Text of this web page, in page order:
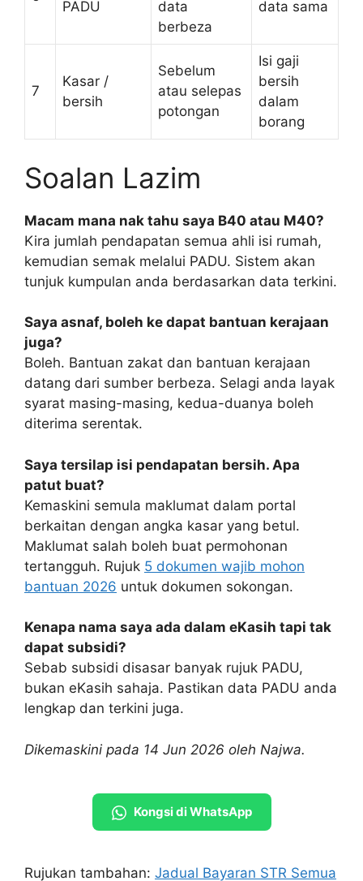
PADU
data
berbeza
data sama
7
Kasar /
bersih
Sebelum
atau selepas
potongan
Isi gaji
bersih
dalam
borang
Soalan Lazim
Macam mana nak tahu saya B40 atau M40?
Kira jumlah pendapatan semua ahli isi rumah,
kemudian semak melalui PADU. Sistem akan
tunjuk kumpulan anda berdasarkan data terkini.
Saya asnaf, boleh ke dapat bantuan kerajaan
juga?
Boleh. Bantuan zakat dan bantuan kerajaan
datang dari sumber berbeza. Selagi anda layak
syarat masing-masing, kedua-duanya boleh
diterima serentak.
Saya tersilap isi pendapatan bersih. Apa
patut buat?
Kemaskini semula maklumat dalam portal
berkaitan dengan angka kasar yang betul.
Maklumat salah boleh buat permohonan
tertangguh. Rujuk 5 dokumen wajib mohon
bantuan 2026 untuk dokumen sokongan.
Kenapa nama saya ada dalam eKasih tapi tak
dapat subsidi?
Sebab subsidi disasar banyak rujuk PADU,
bukan eKasih sahaja. Pastikan data PADU anda
lengkap dan terkini juga.
Dikemaskini pada 14 Jun 2026 oleh Najwa.
Kongsi di WhatsApp
Rujukan tambahan: Jadual Bayaran STR Semua